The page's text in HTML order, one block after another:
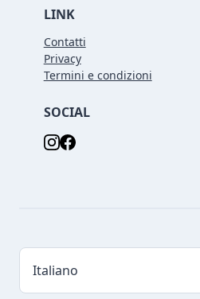
LINK
Contatti
Privacy
Termini e condizioni
SOCIAL